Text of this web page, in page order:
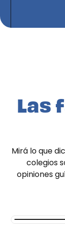
Las
Mirá lo que
colegios
opiniones